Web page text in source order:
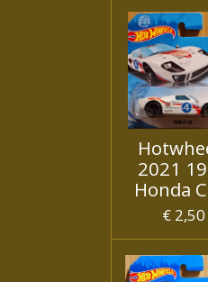
2021
Honda
€ 2,50